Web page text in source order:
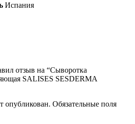
Испания
отзыв на “Сыворотка
SALISES SESDERMA
опубликован. Обязательные поля